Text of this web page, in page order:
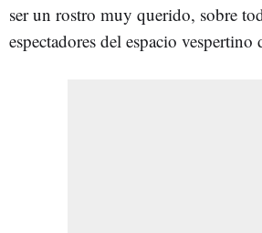
ser un rostro muy querido, sobre
espectadores del espacio vespertino